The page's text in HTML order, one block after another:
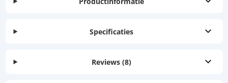
Specificaties
Reviews (8)